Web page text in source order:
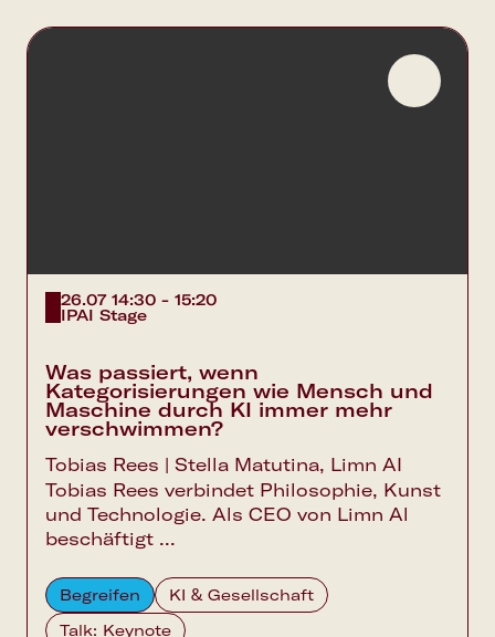
26.07 14:30 - 15:20
IPAI Stage
Was passiert, wenn
Kategorisierungen wie Mensch und
Maschine durch KI immer mehr
verschwimmen?
Tobias Rees | Stella Matutina, Limn AI
Tobias Rees verbindet Philosophie, Kunst
und Technologie. Als CEO von Limn Al
beschäftigt ...
Begreifen
KI & Gesellschaft
Talk: Keynote